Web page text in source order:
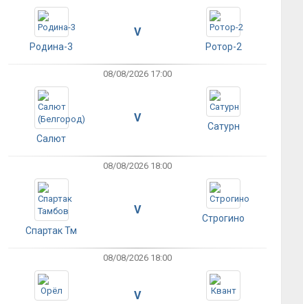
Родина-3
V
Ротор-2
08/08/2026 17:00
Салют
V
Сатурн
08/08/2026 18:00
Спартак Тм
V
Строгино
08/08/2026 18:00
V